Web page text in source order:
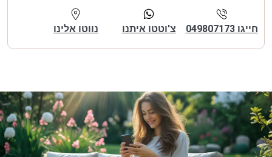
חייגו 049807173 צ'וטטו איתנו נווטו אלינו